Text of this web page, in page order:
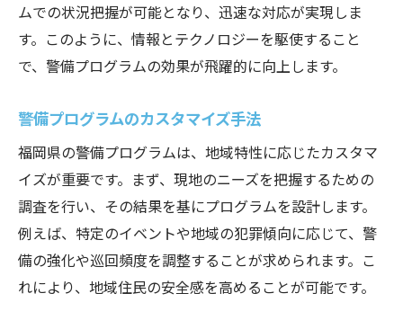
ムでの状況把握が可能となり、迅速な対応が実現しま
す。このように、情報とテクノロジーを駆使すること
で、警備プログラムの効果が飛躍的に向上します。
警備プログラムのカスタマイズ手法
福岡県の警備プログラムは、地域特性に応じたカスタマ
イズが重要です。まず、現地のニーズを把握するための
調査を行い、その結果を基にプログラムを設計します。
例えば、特定のイベントや地域の犯罪傾向に応じて、警
備の強化や巡回頻度を調整することが求められます。こ
れにより、地域住民の安全感を高めることが可能です。